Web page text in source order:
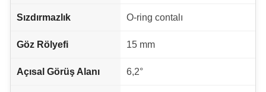
Sızdırmazlık O-ring contalı
Göz Rölyefi 15 mm
Açısal Görüş Alanı 6,2°